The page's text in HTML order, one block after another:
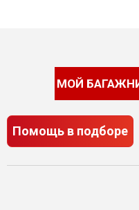
МОЙ
Помощь в подборе